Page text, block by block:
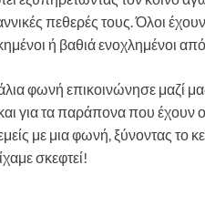
πεθερές τους. Όλοι
ή βαθιά ενοχλημένοι
φωνή επικοινώνησε μαζί
για τα παράπονα που έχουν
με μια φωνή, ξύνοντας το
σκεφτεί!